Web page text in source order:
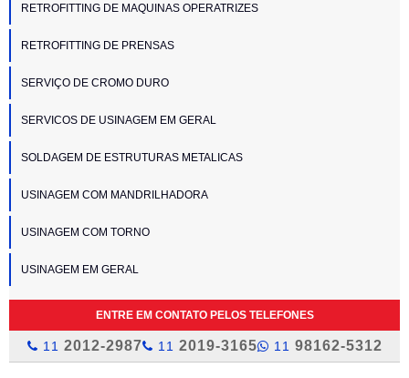
RETROFITTING DE MAQUINAS OPERATRIZES
RETROFITTING DE PRENSAS
SERVIÇO DE CROMO DURO
SERVICOS DE USINAGEM EM GERAL
SOLDAGEM DE ESTRUTURAS METALICAS
USINAGEM COM MANDRILHADORA
USINAGEM COM TORNO
USINAGEM EM GERAL
ENTRE EM CONTATO PELOS TELEFONES
11 2012-2987 11 2019-3165 11 98162-5312